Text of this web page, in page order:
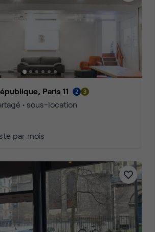
Paris 11
• sous-location
par mois